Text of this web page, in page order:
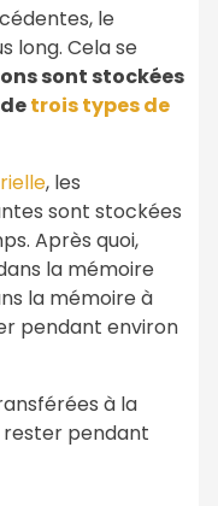
le
long. Cela se
sont stockées
trois types de
, les
sont stockées
Après quoi,
la mémoire
la mémoire à
pendant environ
à la
pendant